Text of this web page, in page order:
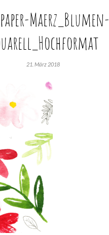
Maerz_Blumen-
21. März 2018